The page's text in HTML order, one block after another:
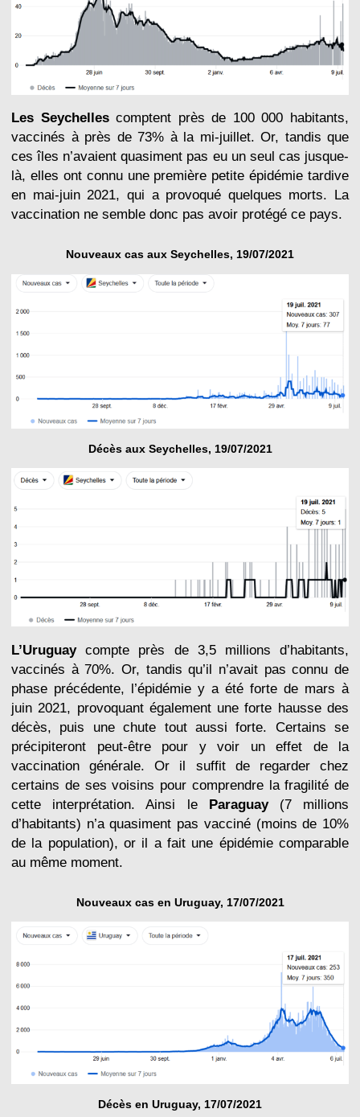
Les Seychellescomptent près de 100 000 habitants,
vaccinés à près de 73% à la mi-juillet. Or, tandis que
ces îles n’avaient quasiment pas eu un seul cas jusque-
là, elles ont connu une première petite épidémie tardive
en mai-juin 2021, qui a provoqué quelques morts. La
vaccination ne semble donc pas avoir protégé ce pays.
Nouveaux cas aux Seychelles, 19/07/2021
Décès aux Seychelles, 19/07/2021
L’Uruguaycompte près de 3,5 millions d’habitants,
vaccinés à 70%. Or, tandis qu’il n’avait pas connu de
phase précédente, l’épidémie y a été forte de mars à
juin 2021, provoquant également une forte hausse des
décès, puis une chute tout aussi forte. Certains se
précipiteront peut-être pour y voir un effet de la
vaccination générale. Or il suffit de regarder chez
certains de ses voisins pour comprendre la fragilité de
cette interprétation. Ainsi le Paraguay(7 millions
d’habitants) n’a quasiment pas vacciné (moins de 10%
de la population), or il a fait une épidémie comparable
au même moment.
Nouveaux cas en Uruguay, 17/07/2021
Décès en Uruguay, 17/07/2021